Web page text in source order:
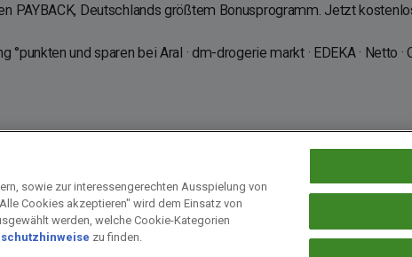
PAYBACK, Deutschlands größtem Bonusprogramm. Jetzt
°punkten und sparen bei Aral · dm-drogerie markt · EDEKA · Netto ·
bei PAYBACK Fragen & Hilfe Datenschutz
sowie zur interessengerechten Ausspielung von
Cookies akzeptieren" wird dem Einsatz von
werden, welche Cookie-Kategorien
zu finden.